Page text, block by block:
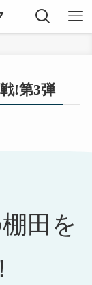
!第3弾
田を